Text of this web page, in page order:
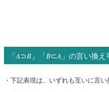
「A⊃B 」「B⊂A 」の言い換
・下記表現は、いずれも互いに言い